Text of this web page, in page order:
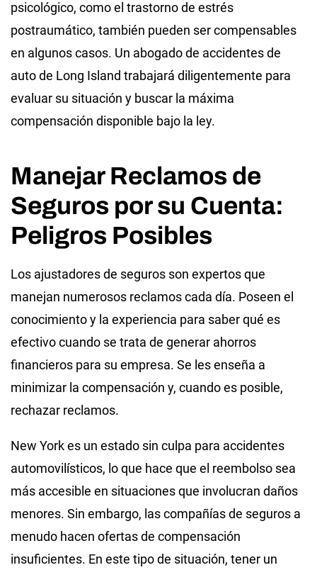
psicológico, como el trastorno de estrés
postraumático, también pueden ser compensables
en algunos casos. Un abogado de accidentes de
auto de Long Island trabajará diligentemente para
evaluar su situación y buscar la máxima
compensación disponible bajo la ley.
Manejar Reclamos de
Seguros por su Cuenta:
Peligros Posibles
Los ajustadores de seguros son expertos que
manejan numerosos reclamos cada día. Poseen el
conocimiento y la experiencia para saber qué es
efectivo cuando se trata de generar ahorros
financieros para su empresa. Se les enseña a
minimizar la compensación y, cuando es posible,
rechazar reclamos.
New York es un estado sin culpa para accidentes
automovilísticos, lo que hace que el reembolso sea
más accesible en situaciones que involucran daños
menores. Sin embargo, las compañías de seguros a
menudo hacen ofertas de compensación
insuficientes. En este tipo de situación, tener un